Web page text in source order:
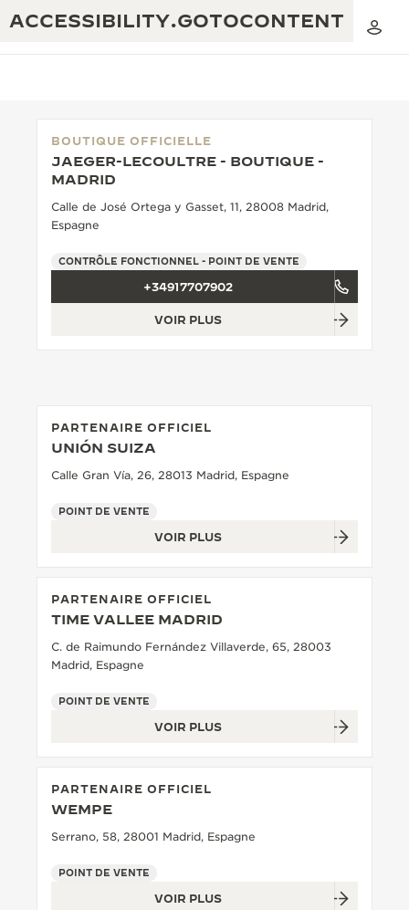
ACCESSIBILITY.GOTOCONTENT
GARANTIE JAEGER-LECOULTRE
GARANTIE DES MONTRES
THE GOLDEN RATIO MUSICAL SHOW
THE REVERSO 1931 CAFÉ
LE VIRTUOSE DU SON
L’ODYSSÉE SIDÉRALE
LE PIONNIER DE LA PRÉCISION
EXCELLENCE : PLUS DE 190 ANS
CRÉATIVITÉ : PLUS DE 430 BREVETS
INGÉNIOSITÉ : PLUS DE 1 400 CALIBRES
SAVOIR-FAIRE : 108 MÉTIERS
BOUTIQUE OFFICIELLE
JAEGER-LECOULTRE - BOUTIQUE -
MADRID
Calle de José Ortega y Gasset, 11, 28008 Madrid,
Espagne
CONTRÔLE FONCTIONNEL - POINT DE VENTE
+34917707902
VOIR PLUS
PARTENAIRE OFFICIEL
UNIÓN SUIZA
Calle Gran Vía, 26, 28013 Madrid, Espagne
POINT DE VENTE
VOIR PLUS
PARTENAIRE OFFICIEL
TIME VALLEE MADRID
C. de Raimundo Fernández Villaverde, 65, 28003
Madrid, Espagne
POINT DE VENTE
VOIR PLUS
PARTENAIRE OFFICIEL
WEMPE
Serrano, 58, 28001 Madrid, Espagne
POINT DE VENTE
VOIR PLUS